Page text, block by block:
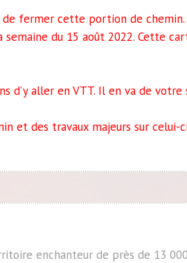
de fermer cette portion de
du 15 août 2022. Cette
d’y aller en VTT. Il en va de votre
et des travaux majeurs sur
enchanteur de près de 13